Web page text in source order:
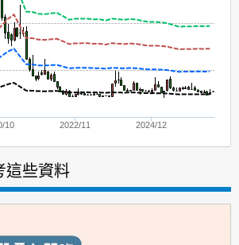
10 2022/11 2024/12
這些資料